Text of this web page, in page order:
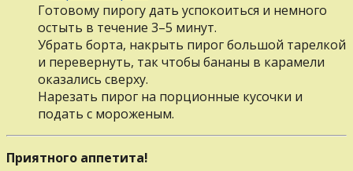
Готовому пирогу дать успокоиться и немного
остыть в течение 3–5 минут.
Убрать борта, накрыть пирог большой тарелкой
и перевернуть, так чтобы бананы в карамели
оказались сверху.
Нарезать пирог на порционные кусочки и
подать с мороженым.
Приятного аппетита!